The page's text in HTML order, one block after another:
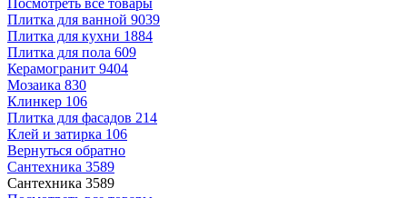
Посмотреть все товары
Плитка для ванной 9039
Плитка для кухни 1884
Плитка для пола 609
Керамогранит 9404
Мозаика 830
Клинкер 106
Плитка для фасадов 214
Клей и затирка 106
Вернуться обратно
Сантехника 3589
Сантехника 3589